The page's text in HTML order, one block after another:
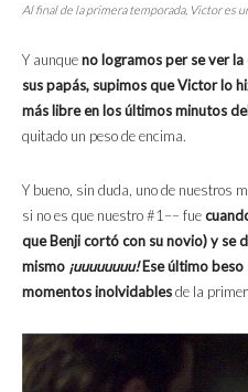
Al final de la primera temporada, Victor es
Y aunqueno logramos per se ver la
sus papás, supimos que Victor lo
más libre en los últimos minutos
quitado un peso de encima.
Y bueno, sin duda, uno de nuestros
si no es que nuestro #1–– fue
que Benji cortó con su novio) y se
mismo ¡uuuuuuuu!Ese último beso
momentos inolvidablesde la